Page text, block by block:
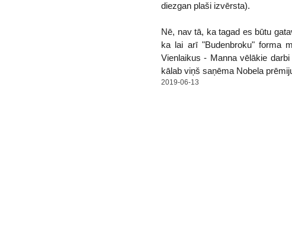
diezgan plaši izvērsta).
Nē, nav tā, ka tagad es būtu
ka lai arī "Budenbroku" forma
Vienlaikus - Manna vēlākie
kālab viņš saņēma Nobela
2019-06-13